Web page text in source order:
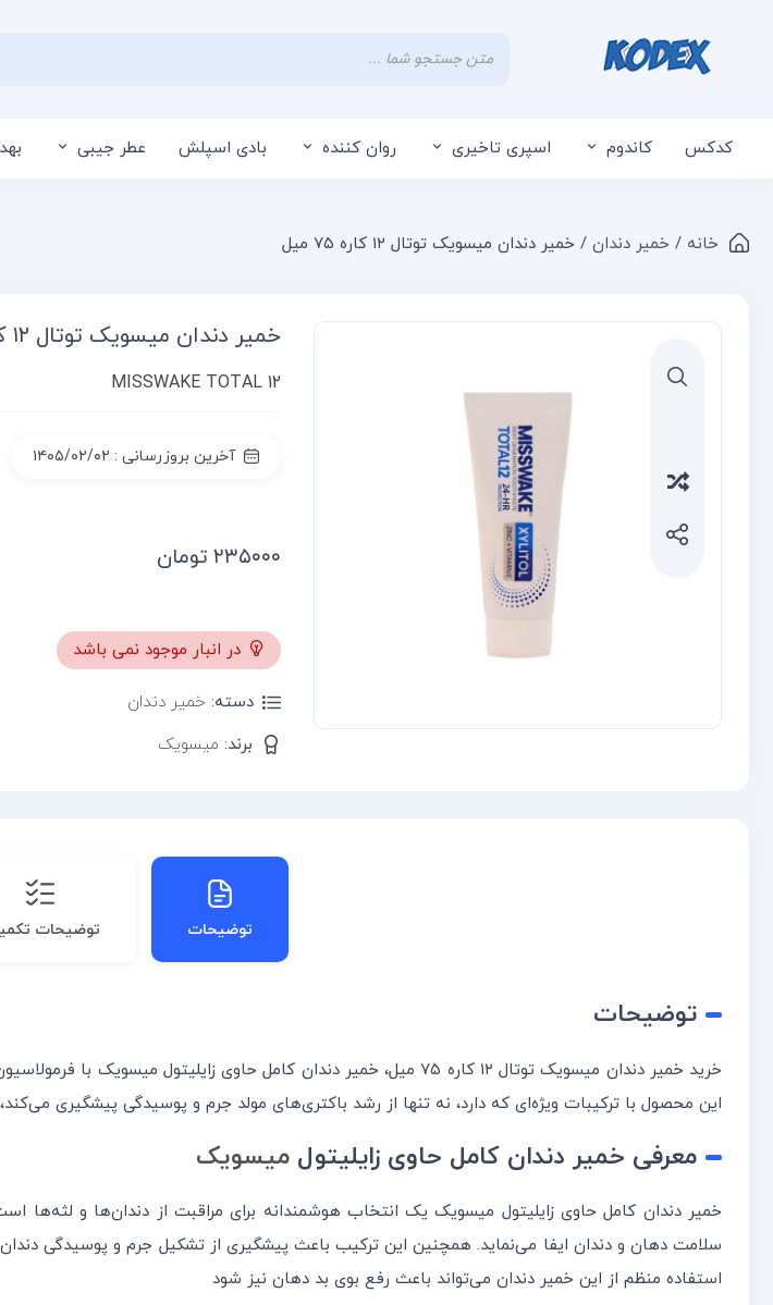
کدکس کاندوم اسپری تاخیری روان کننده بادی اسپلش عطر جیبی
خانه / خمیر دندان / خمیر دندان میسویک توتال ۱۲ کاره ۷۵ میل
خمیر دندان میسویک توتال ۱۲ کاره ۷۵ میل
MISSWAKE TOTAL 12
آخرین بروزرسانی : ۱۴۰۵/۰۲/۰۲
۲۳۵۰۰۰ تومان
در انبار موجود نمی باشد
دسته: خمیر دندان
برند: میسویک
توضیحات توضیحات
توضیحات
خرید خمیر دندان میسویک توتال ۱۲ کاره ۷۵ میل، خمیر دندان کامل حاوی
این محصول با ترکیبات ویژه‌ای که دارد، نه تنها از رشد باکتری‌های مولد جرم و پوسیدگی پیشگیری
معرفی خمیر دندان کامل حاوی زایلیتول میسویک
خمیر دندان کامل حاوی زایلیتول میسویک یک انتخاب هوشمندانه برای مراقبت از دندان‌ها و
سلامت دهان و دندان ایفا می‌نماید. همچنین این ترکیب باعث پیشگیری از تشکیل جرم و پوسیدگی
استفاده منظم از این خمیر دندان می‌تواند باعث رفع بوی بد دهان نیز شود